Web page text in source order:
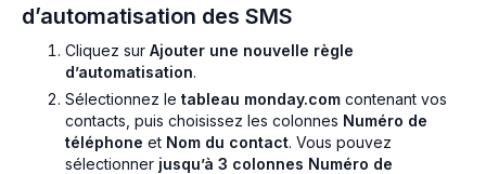
d’automatisation des SMS
Cliquez sur Ajouter une nouvelle règle
d’automatisation.
Sélectionnez le tableau monday.com contenant vos
contacts, puis choisissez les colonnes Numéro de
téléphone et Nom du contact. Vous pouvez
sélectionner jusqu’à 3 colonnes Numéro de